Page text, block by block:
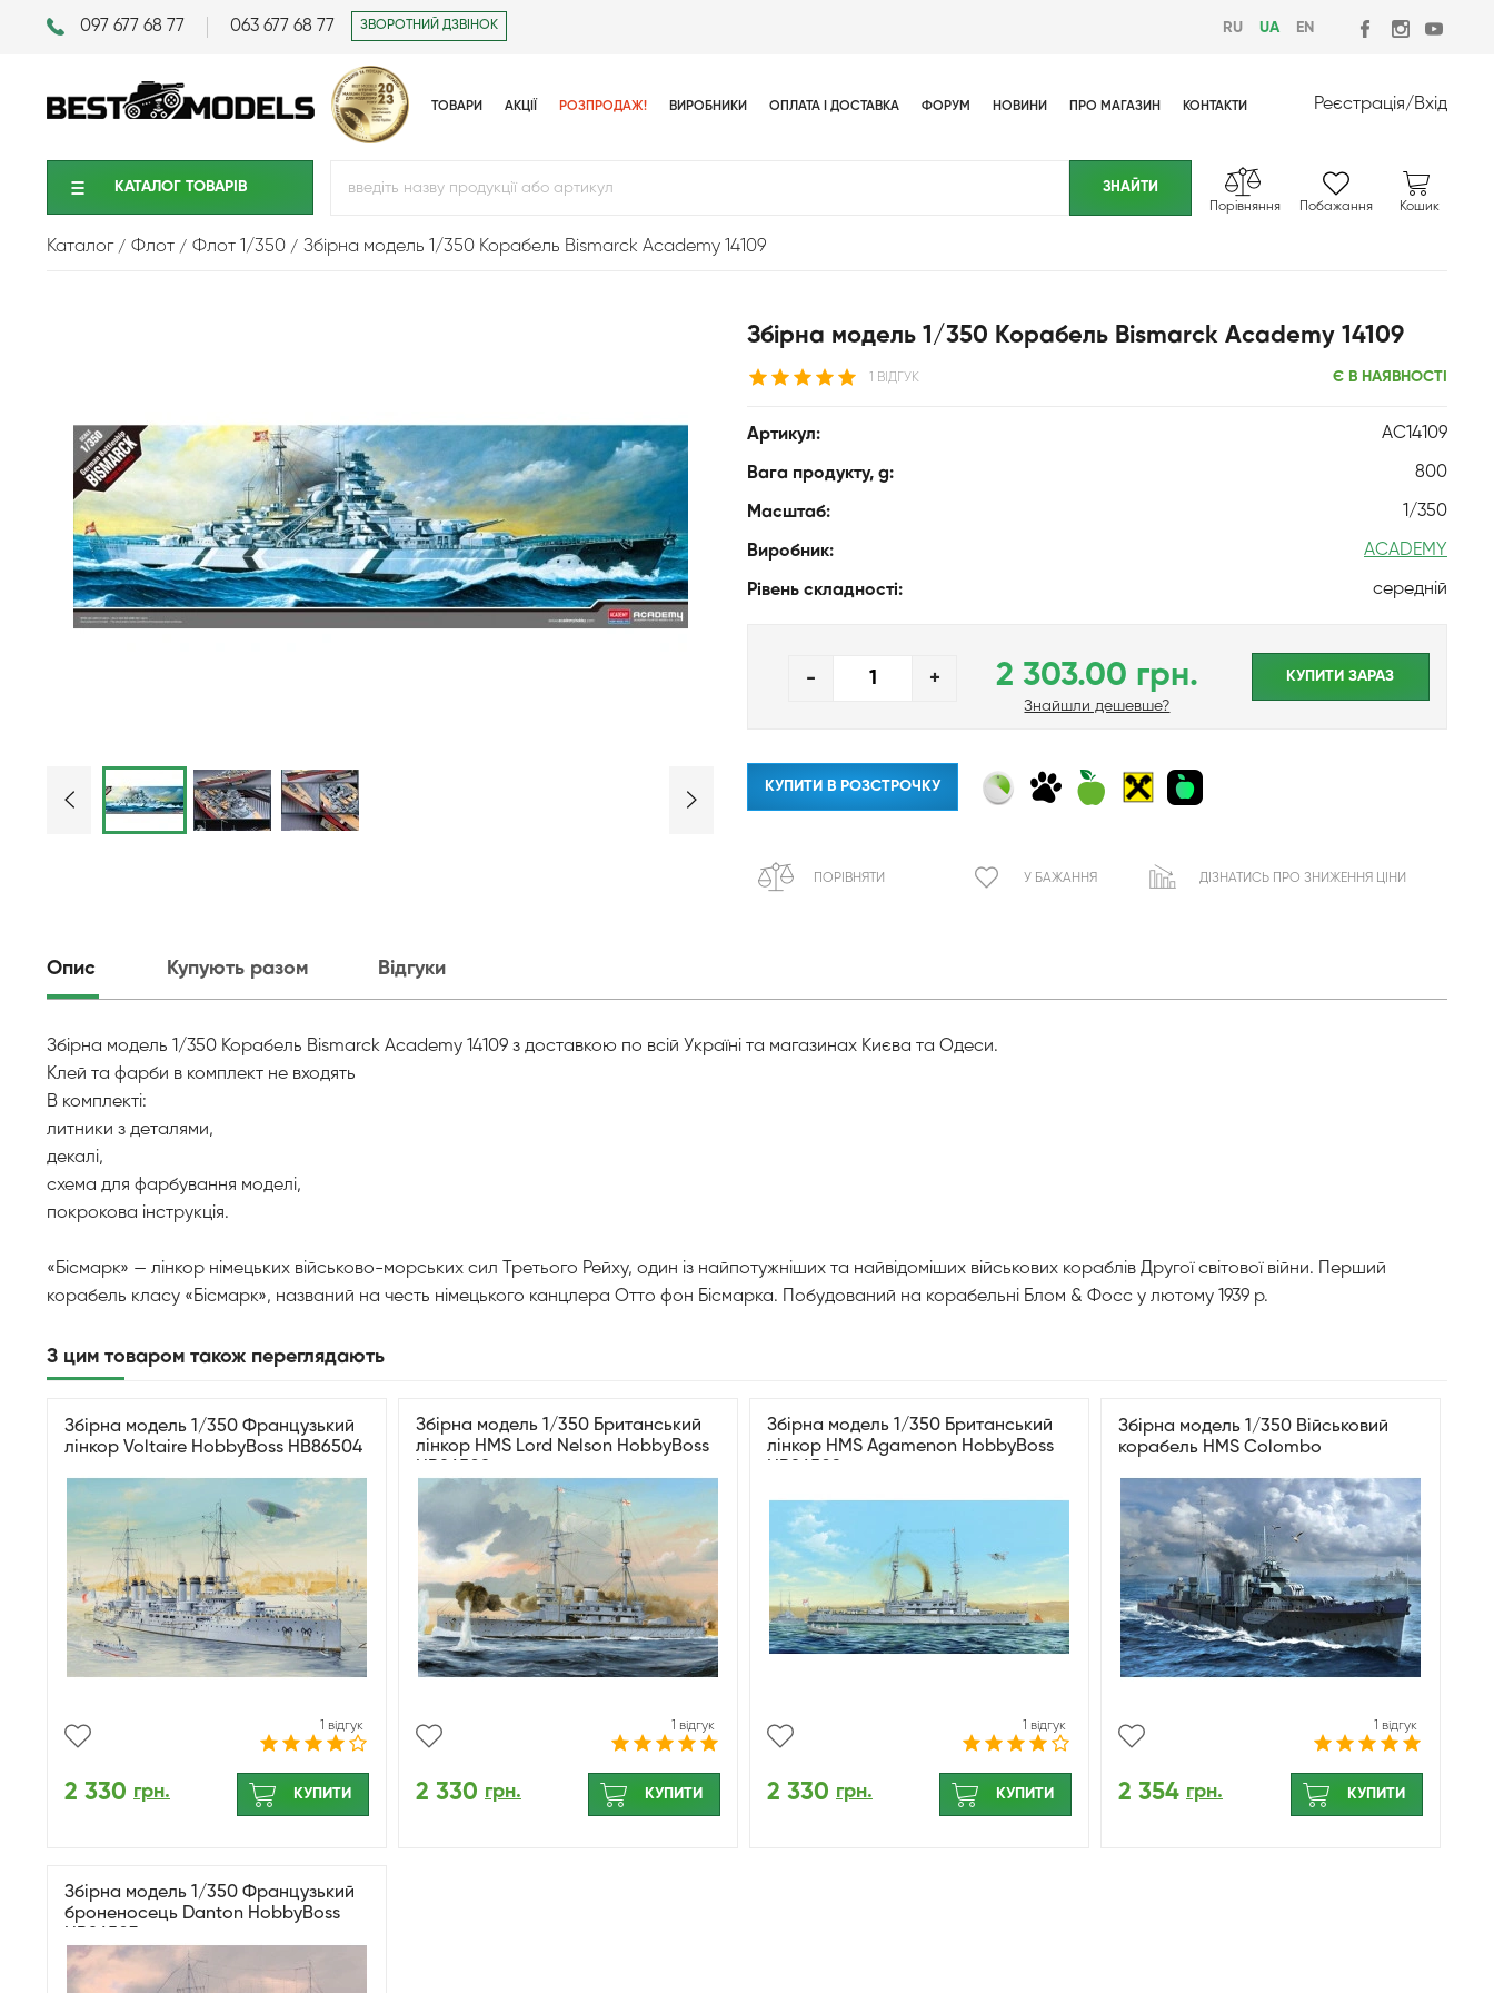
097 677 68 77 063 677 68 77 ЗВОРОТНИЙ ДЗВІНОК RU UA EN
ТОВАРИ АКЦІЇ РОЗПРОДАЖ! ВИРОБНИКИ ОПЛАТА І ДОСТАВКА ФОРУМ НОВИНИ ПРО МАГАЗИН КОНТАКТИ Реєстрація/Вхід
КАТАЛОГ ТОВАРIВ
Порівняння Побажання Кошик
Каталог Флот Флот 1/350 Збірна модель 1/350 Корабель Bismarck Academy 14109
Збірна модель 1/350 Корабель Bismarck Academy 14109
1 ВІДГУК Є В НАЯВНОСТІ
Артикул: AC14109
Вага продукту, g: 800
Масштаб: 1/350
Виробник: ACADEMY
Рівень складності: середній
- + 2 303.00 грн.
Знайшли дешевше?
КУПИТИ ЗАРАЗ
КУПИТИ В РОЗСТРОЧКУ
ПОРІВНЯТИ У БАЖАННЯ ДІЗНАТИСЬ ПРО ЗНИЖЕННЯ ЦІНИ
Опис Купують разом Відгуки
Збірна модель 1/350 Корабель Bismarck Academy 14109 з доставкою по всій Україні та магазинах Києва та Одеси.
Клей та фарби в комплект не входять
В комплекті:
литники з деталями,
декалі,
схема для фарбування моделі,
покрокова інструкція.
«Бісмарк» — лінкор німецьких військово-морських сил Третього Рейху, один із найпотужніших та найвідоміших військових кораблів Другої світової війни. Перший
корабель класу «Бісмарк», названий на честь німецького канцлера Отто фон Бісмарка. Побудований на корабельні Блом & Фосс у лютому 1939 р.
З цим товаром також переглядають
Збірна модель 1/350 Французький
лінкор Voltaire HobbyBoss HB86504
1 відгук
2 330 грн. КУПИТИ
Збірна модель 1/350 Британський
лінкор HMS Lord Nelson HobbyBoss
1 відгук
2 330 грн. КУПИТИ
Збірна модель 1/350 Британський
лінкор HMS Agamenon HobbyBoss
1 відгук
2 330 грн. КУПИТИ
Збірна модель 1/350 Військовий
корабель HMS Colombo
1 відгук
2 354 грн. КУПИТИ
Збірна модель 1/350 Французький
броненосець Danton HobbyBoss